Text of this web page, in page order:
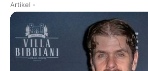
Artikel -